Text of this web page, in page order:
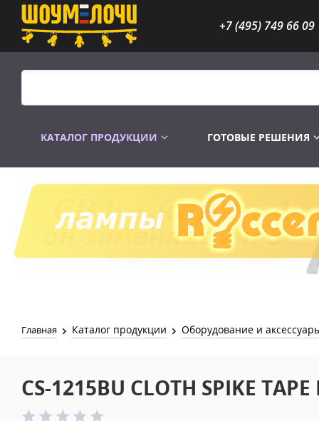
+7 (495) 749 66 09
КАТАЛОГ ПРОДУКЦИИ
Распродажа Лампы
ГОТОВЫЕ РЕШЕНИЯ
Главная Каталог продукции Оборудование и
CS-1215BU CLOTH SPIKE